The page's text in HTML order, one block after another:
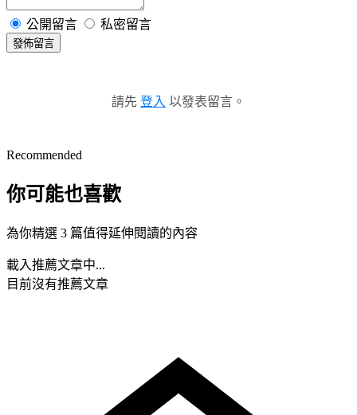
公開留言 私密留言
發佈留言
請先 登入 以發表留言。
Recommended
你可能也喜歡
為你精選 3 篇值得延伸閱讀的內容
載入推薦文章中...
目前沒有推薦文章